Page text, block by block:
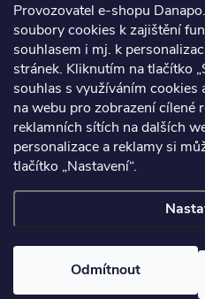
Provozovatel e-shopu
soubory cookies k zajištění
souhlasem i mj. k
stránek. Kliknutím na tlačítko
souhlas s využíváním cookies
na webu pro zobrazení cílené
reklamních sítích na dalších
personalizace a reklamy si
tlačítko „Nastavení“.
Odmítnout
Dotazník
Co upřednosťnujete?
Počet hlasů:437
Facebook
Upravit